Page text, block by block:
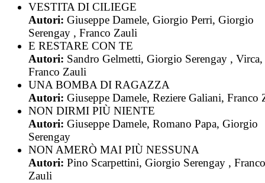
VESTITA DI CILIEGE
Autori: Giuseppe Damele, Giorgio Perri, Giorgio
Serengay , Franco Zauli
E RESTARE CON TE
Autori: Sandro Gelmetti, Giorgio Serengay , Virca,
Franco Zauli
UNA BOMBA DI RAGAZZA
Autori: Giuseppe Damele, Reziere Galiani, Franco
NON DIRMI PIÙ NIENTE
Autori: Giuseppe Damele, Romano Papa, Giorgio
Serengay
NON AMERÒ MAI PIÙ NESSUNA
Autori: Pino Scarpettini, Giorgio Serengay , Franco
Zauli